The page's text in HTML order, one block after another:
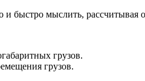
мыслить, рассчитывая
грузов.
грузов.